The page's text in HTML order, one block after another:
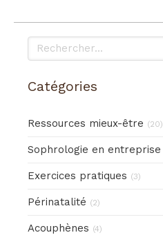
Rechercher
Catégories
Ressources mieux-être (20)
Sophrologie en entreprise
Exercices pratiques (3)
Périnatalité (2)
Acouphènes (4)